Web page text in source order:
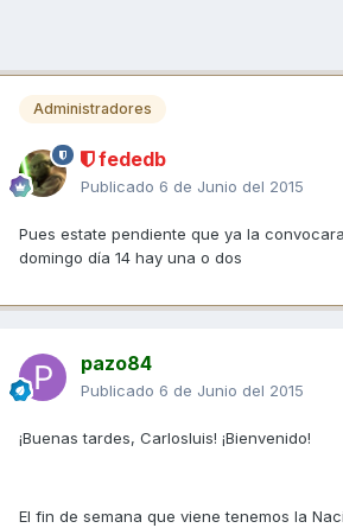
Administradores
fededb
Publicado 6 de Junio del 2015
Pues estate pendiente que ya la
domingo día 14 hay una o dos
pazo84
Publicado 6 de Junio del 2015
¡Buenas tardes, Carlosluis! ¡Bienvenido!
El fin de semana que viene tenemos la